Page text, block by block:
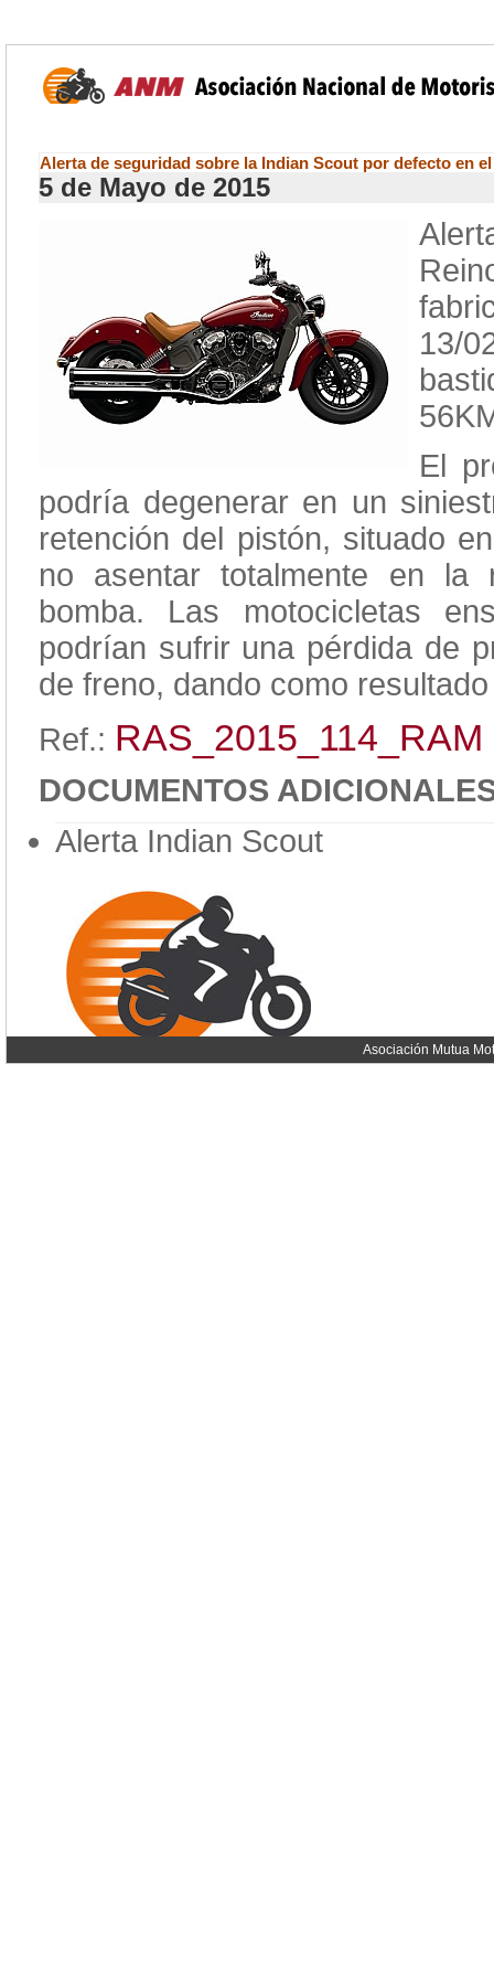
Alerta de seguridad sobre la Indian Scout por defecto en
5 de Mayo de 2015
13/
El
podría degenerar en un
retención del pistón, situado
no asentar totalmente en la
bomba. Las motocicletas
podrían sufrir una pérdida de
de freno, dando como
Ref.: RAS_2015_114_RAM
DOCUMENTOS
Alerta Indian Scout
Asociación Mutua